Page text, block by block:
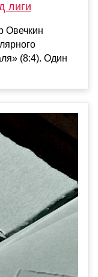
лиги
Овечкин
(8:4). Один